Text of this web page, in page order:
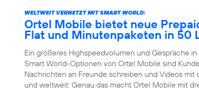
WELTWEIT VERNETZT MIT SMART WORLD:
Ortel Mobile bietet neue
Flat und Minutenpaketen in 50
Ein größeres Highspeedvolumen und Gespräche
Smart World-Optionen von Ortel Mobile sind
Nachrichten an Freunde schreiben und Videos
und weltweit: Genau das macht Ortel Mobile mit